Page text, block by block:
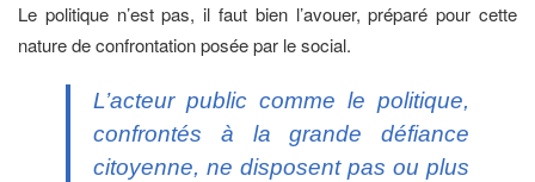
Le politique n’est pas, il faut bien l’avouer, préparé pour cette
nature de confrontation posée par le social.
L’acteur public comme le politique,
confrontés à la grande défiance
citoyenne, ne disposent pas ou plus